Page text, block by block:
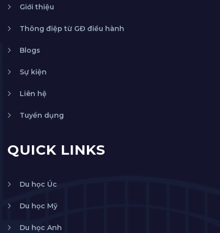
Giới thiệu
Thông điệp từ GĐ điều hành
Blogs
Sự kiện
Liên hệ
Tuyển dụng
QUICK LINKS
Du học Úc
Du học Mỹ
Du học Anh